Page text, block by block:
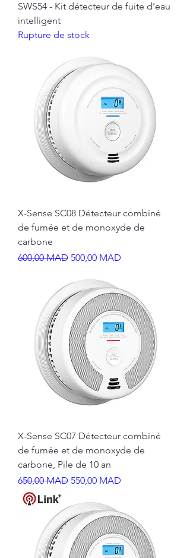
SWS54 - Kit détecteur de fuite d’eau
intelligent
Rupture de stock
X-Sense SC08 Détecteur combiné
de fumée et de monoxyde de
carbone
Prix original
600,00 MAD Prix promotionnel
500,00 MAD
X-Sense SC07 Détecteur combiné
de fumée et de monoxyde de
carbone, Pile de 10 an
Prix original
650,00 MAD Prix promotionnel
550,00 MAD